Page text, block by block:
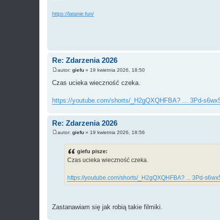
https://latanie.fun/
Re: Zdarzenia 2026
s
autor: giefu » 19 kwietnia 2026, 18:50
Czas ucieka wieczność czeka.
https://youtube.com/shorts/_H2gQXQHFBA? ... 3Pd-
Re: Zdarzenia 2026
autor: giefu » 19 kwietnia 2026, 18:56
giefu pisze:
Czas ucieka wieczność czeka.
https://youtube.com/shorts/_H2gQXQHFBA? ... 3Pd-
Zastanawiam się jak robią takie filmiki.